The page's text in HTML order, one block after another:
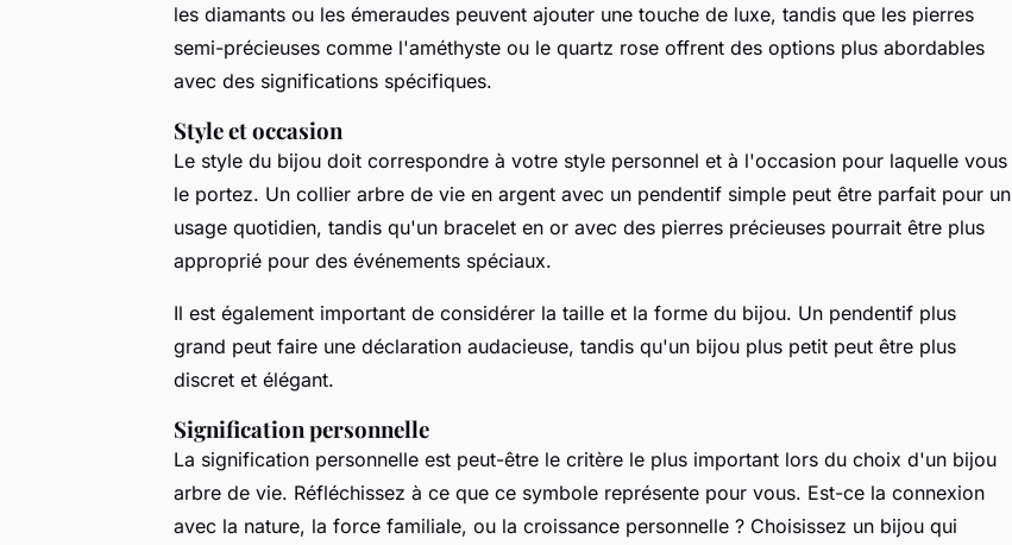
les diamants ou les émeraudes peuvent ajouter une touche de luxe, tandis que les pierres
semi-précieuses comme l'améthyste ou le quartz rose offrent des options plus abordables
avec des significations spécifiques.
Style et occasion
Le style du bijou doit correspondre à votre style personnel et à l'occasion pour laquelle vous
le portez. Un collier arbre de vie en argent avec un pendentif simple peut être parfait pour un
usage quotidien, tandis qu'un bracelet en or avec des pierres précieuses pourrait être plus
approprié pour des événements spéciaux.
Il est également important de considérer la taille et la forme du bijou. Un pendentif plus
grand peut faire une déclaration audacieuse, tandis qu'un bijou plus petit peut être plus
discret et élégant.
Signification personnelle
La signification personnelle est peut-être le critère le plus important lors du choix d'un bijou
arbre de vie. Réfléchissez à ce que ce symbole représente pour vous. Est-ce la connexion
avec la nature, la force familiale, ou la croissance personnelle ? Choisissez un bijou qui